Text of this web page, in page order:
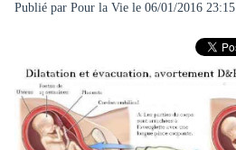
Publié par Pour la Viele 06/01/2016 23:15